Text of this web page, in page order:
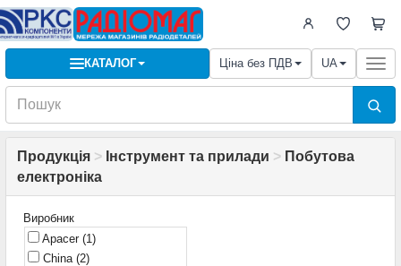
КАТАЛОГ Ціна без ПДВ UA
Продукція > Інструмент та прилади > Побутова
електроніка
Виробник
Apacer (1)
China (2)